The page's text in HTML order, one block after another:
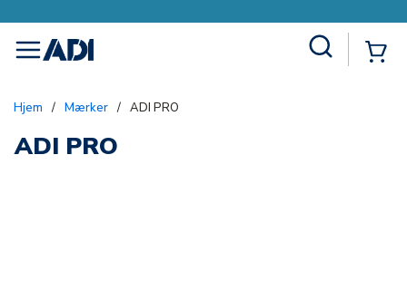
menu
Hjem / Mærker / ADI PRO
ADI PRO